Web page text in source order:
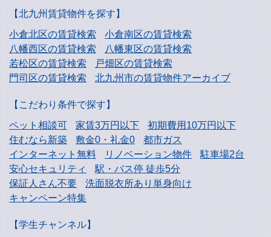
【北九州賃貸物件を探す】
小倉北区の賃貸検索
小倉南区の賃貸検索
八幡西区の賃貸検索
八幡東区の賃貸検索
若松区の賃貸検索
戸畑区の賃貸検索
門司区の賃貸検索
北九州市の賃貸物件アーカイブ
【こだわり条件で探す】
ペット相談可
家賃3万円以下
初期費用10万円以下
住むなら新築
敷金0・礼金0
都市ガス
インターネット無料
リノベーション物件
駐車場2台
安心セキュリティ
駅・バス停 徒歩5分
保証人さん不要
洗面脱衣所あり単身向け
キャンペーン特集
【学生チャンネル】